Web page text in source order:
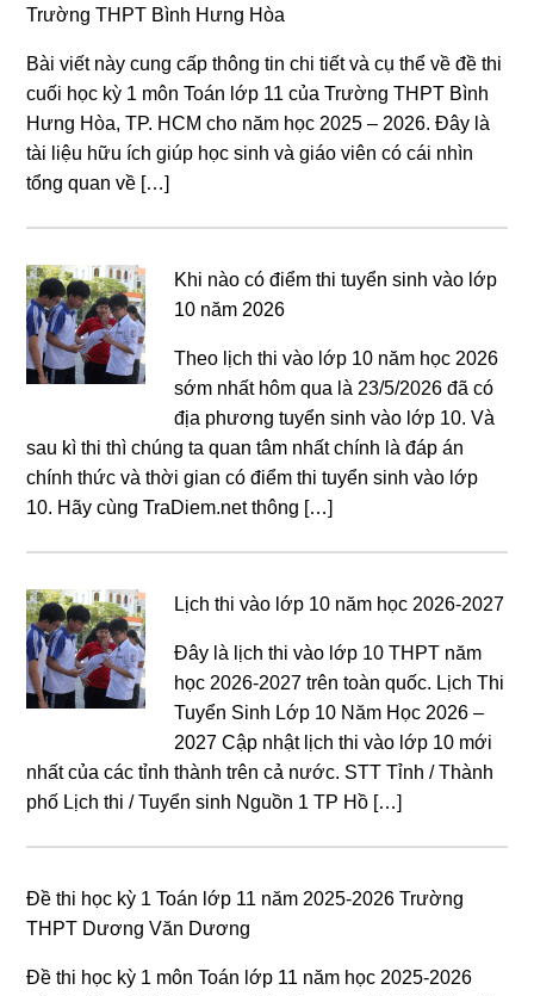
Trường THPT Bình Hưng Hòa
Bài viết này cung cấp thông tin chi tiết và cụ thể về đề thi
cuối học kỳ 1 môn Toán lớp 11 của Trường THPT Bình
Hưng Hòa, TP. HCM cho năm học 2025 – 2026. Đây là
tài liệu hữu ích giúp học sinh và giáo viên có cái nhìn
tổng quan về […]
Khi nào có điểm thi tuyển sinh vào lớp
10 năm 2026
Theo lịch thi vào lớp 10 năm học 2026
sớm nhất hôm qua là 23/5/2026 đã có
địa phương tuyển sinh vào lớp 10. Và
sau kì thi thì chúng ta quan tâm nhất chính là đáp án
chính thức và thời gian có điểm thi tuyển sinh vào lớp
10. Hãy cùng TraDiem.net thông […]
Lịch thi vào lớp 10 năm học 2026-2027
Đây là lịch thi vào lớp 10 THPT năm
học 2026-2027 trên toàn quốc. Lịch Thi
Tuyển Sinh Lớp 10 Năm Học 2026 –
2027 Cập nhật lịch thi vào lớp 10 mới
nhất của các tỉnh thành trên cả nước. STT Tỉnh / Thành
phố Lịch thi / Tuyển sinh Nguồn 1 TP Hồ […]
Đề thi học kỳ 1 Toán lớp 11 năm 2025-2026 Trường
THPT Dương Văn Dương
Đề thi học kỳ 1 môn Toán lớp 11 năm học 2025-2026